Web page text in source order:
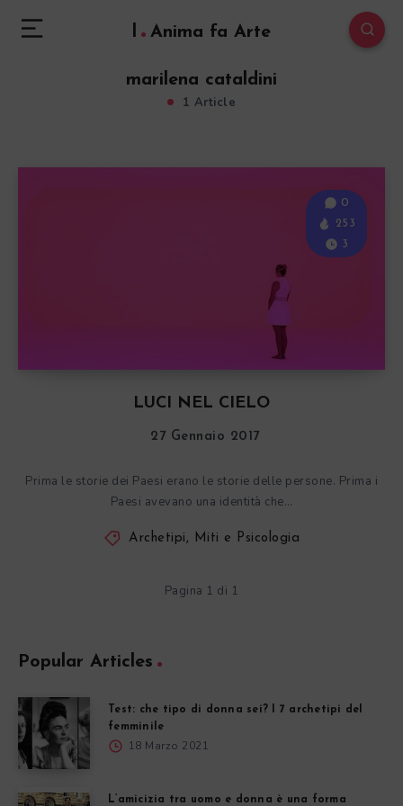
l Anima fa Arte
marilena cataldini
1 Article
LUCI NEL CIELO
0
253
3
27 Gennaio 2017
Prima le storie dei Paesi erano le storie delle persone. Prima i
Paesi avevano una identità che…
Archetipi, Miti e Psicologia
Pagina 1 di 1
Popular Articles
Test: che tipo di donna sei? I 7 archetipi del
femminile
18 Marzo 2021
L’amicizia tra uomo e donna è una forma